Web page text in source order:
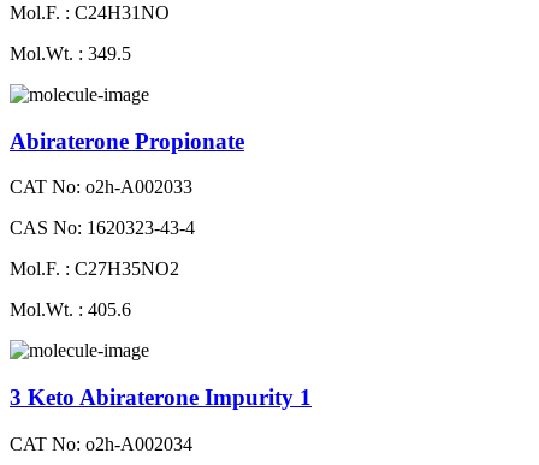
Mol.F. : C24H31NO
Mol.Wt. : 349.5
Abiraterone Propionate
CAT No: o2h-A002033
CAS No: 1620323-43-4
Mol.F. : C27H35NO2
Mol.Wt. : 405.6
3 Keto Abiraterone Impurity 1
CAT No: o2h-A002034